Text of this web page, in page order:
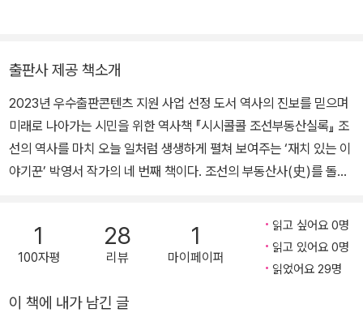
스타그램: @ddirori0_099
출판사 제공 책소개
2023년 우수출판콘텐츠 지원 사업 선정 도서 역사의 진보를 믿으며
미래로 나아가는 시민을 위한 역사책 『시시콜콜 조선부동산실록』 조
선의 역사를 마치 오늘 일처럼 생생하게 펼쳐 보여주는 ‘재치 있는 이
야기꾼’ 박영서 작가의 네 번째 책이다. 조선의 부동산사(史)를 돌아
살펴보면 언제나 부동산 문제가 자리하고 있다. 고려 역시 그러했다.
권력가들의 토지 겸병은 무수한 폐해를 낳았고, 결국 고려를 망국으
열며 토지 개혁도 단행했다. 이들은 고려의 폐해를 바로잡아, 모든 백
1
100자평
28
리뷰
1
마이페이퍼
읽고 싶어요 0명
읽고 있어요 0명
읽었어요 29명
이 책에 내가 남긴 글